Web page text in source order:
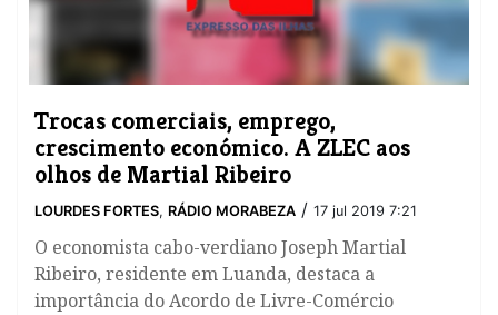
Trocas comerciais, emprego,
crescimento económico. A ZLEC aos
olhos de Martial Ribeiro
LOURDES FORTES, RÁDIO MORABEZA / 17 jul 2019 7:21
O economista cabo-verdiano Joseph Martial
Ribeiro, residente em Luanda, destaca a
importância do Acordo de Livre-Comércio